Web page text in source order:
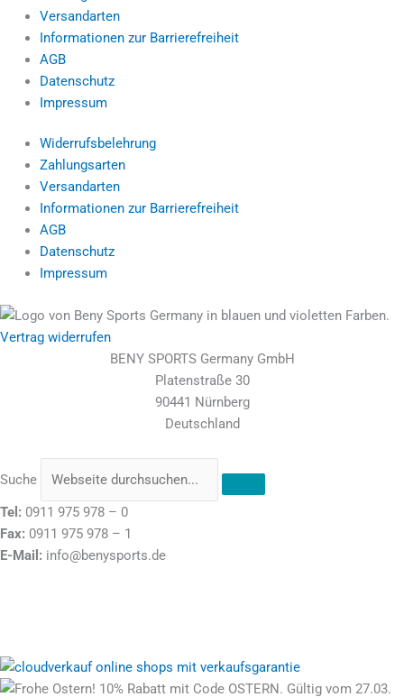
Versandarten
Informationen zur Barrierefreiheit
AGB
Datenschutz
Impressum
Widerrufsbelehrung
Zahlungsarten
Versandarten
Informationen zur Barrierefreiheit
AGB
Datenschutz
Impressum
Vertrag widerrufen
BENY SPORTS Germany GmbH
Platenstraße 30
90441 Nürnberg
Deutschland
Suche
Tel: 0911 975 978 – 0
Fax: 0911 975 978 – 1
E-Mail: info@benysports.de